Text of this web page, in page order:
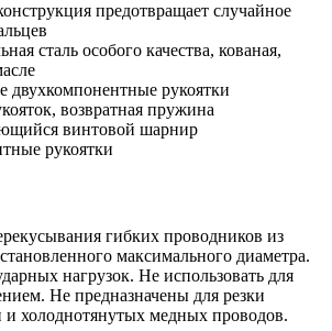
предотвращает случайное
сталь особого качества, кованая,
двухкомпонентные рукоятки
возвратная пружина
винтовой шарнир
рукоятки
гибких проводников из
максимального диаметра.
нагрузок. Не использовать для
Не предназначены для резки
и холоднотянутых медных проводов.